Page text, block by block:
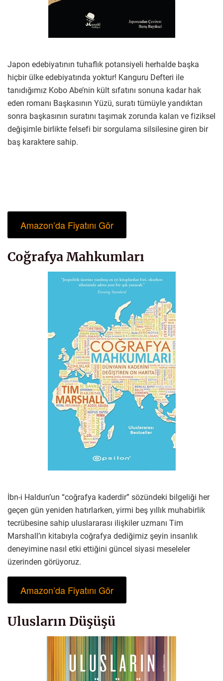
Japon edebiyatının tuhaflık potansiyeli herhalde başka
hiçbir ülke edebiyatında yoktur! Kanguru Defteri ile
tanıdığımız Kobo Abe’nin kült sıfatını sonuna kadar hak
eden romanı Başkasının Yüzü, suratı tümüyle yandıktan
sonra başkasının suratını taşımak zorunda kalan ve fiziksel
değişimle birlikte felsefi bir sorgulama silsilesine giren bir
baş karaktere sahip.
Amazon’da Fiyatını Gör
Coğrafya Mahkumları
İbn-i Haldun’un “coğrafya kaderdir” sözündeki bilgeliği her
geçen gün yeniden hatırlarken, yirmi beş yıllık muhabirlik
tecrübesine sahip uluslararası ilişkiler uzmanı Tim
Marshall’ın kitabıyla coğrafya dediğimiz şeyin insanlık
deneyimine nasıl etki ettiğini güncel siyasi meseleler
üzerinden görüyoruz.
Amazon’da Fiyatını Gör
Ulusların Düşüşü